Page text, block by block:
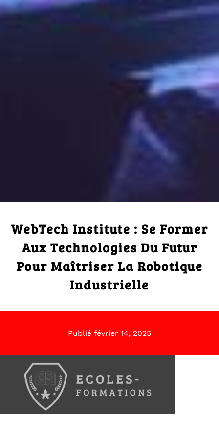
Publié février 14, 2025
WebTech Institute : Se Former
Aux Technologies Du Futur
Pour Maîtriser La Robotique
Industrielle